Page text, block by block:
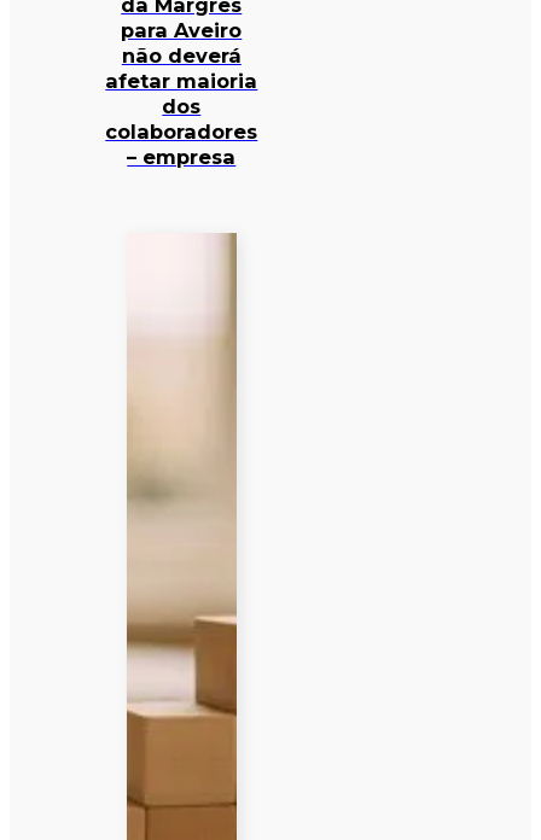
da Margres
para Aveiro
não deverá
afetar maioria
dos
colaboradores
– empresa